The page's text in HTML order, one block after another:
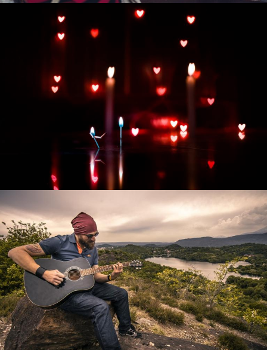
Развитие интернет-магазина "Всё для
праздника"
Смотреть проект
Перевод интернет-магазина
Guitaramania.ru на 1С-Битрикс
Смотреть проект